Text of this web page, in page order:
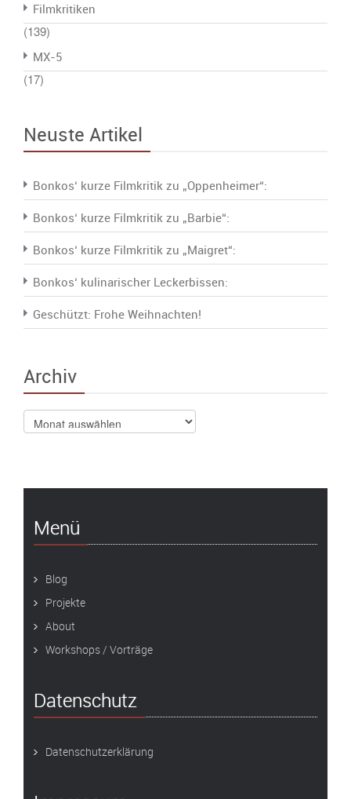
Filmkritiken
(139)
MX-5
(17)
Neuste Artikel
Bonkos‘ kurze Filmkritik zu „Oppenheimer“:
Bonkos‘ kurze Filmkritik zu „Barbie“:
Bonkos‘ kurze Filmkritik zu „Maigret“:
Bonkos‘ kulinarischer Leckerbissen:
Geschützt: Frohe Weihnachten!
Archiv
Archiv
Menü
Blog
Projekte
About
Workshops / Vorträge
Datenschutz
Datenschutzerklärung